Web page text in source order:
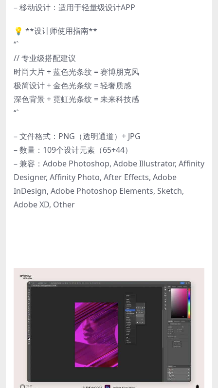
– 移动设计：适用于轻量级设计APP
💡 **设计师使用指南**
“`
// 专业级搭配建议
时尚大片 + 蓝色光条纹 = 赛博朋克风
极简设计 + 金色光条纹 = 轻奢质感
深色背景 + 霓虹光条纹 = 未来科技感
“`
– 文件格式：PNG（透明通道）+ JPG
– 数量：109个设计元素（65+44）
– 兼容：Adobe Photoshop, Adobe Illustrator, Affinity
Designer, Affinity Photo, After Effects, Adobe
InDesign, Adobe Photoshop Elements, Sketch,
Adobe XD, Other